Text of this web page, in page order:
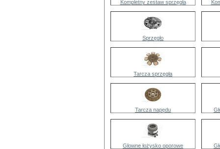
Kompletny zestaw sprzęgła
Sprzęgło
Tarcza sprzęgła
Tarcza napędu
Głowne łożysko oporowe